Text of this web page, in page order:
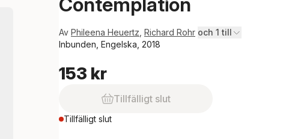
Av Phileena Heuertz Richard Rohr och 1 till
Inbunden, Engelska, 2018
153 kr
Tillfälligt slut
Tillfälligt slut